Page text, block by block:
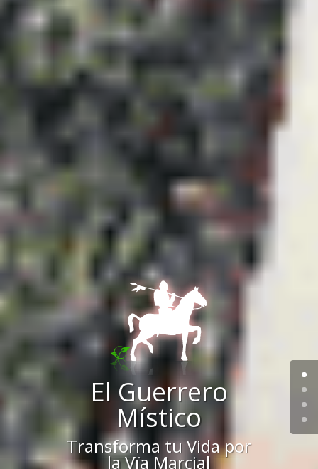
El Guerrero
Místico
Transforma tu Vida por
la Vïa Marcial